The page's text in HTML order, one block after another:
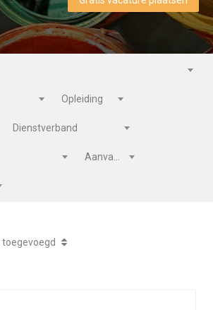
Veel gestelde vragen.....
Voorwaarden & privacy
Opleiding
Dienstverband
toegevoegd